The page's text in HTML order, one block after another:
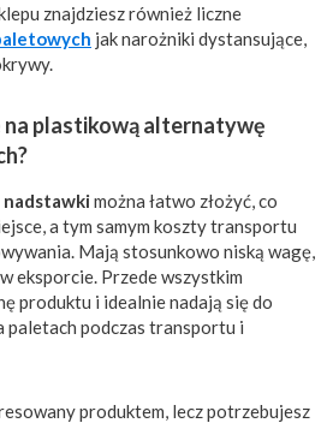
znajdziesz również liczne
jak narożniki dystansujące,
na plastikową alternatywę
można łatwo złożyć, co
a tym samym koszty transportu
Mają stosunkowo niską wagę,
eksporcie. Przede wszystkim
produktu i idealnie nadają się do
podczas transportu i
produktem, lecz potrzebujesz